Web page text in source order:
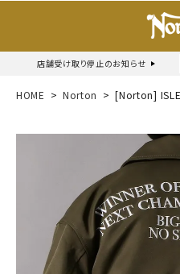
店舗受け取り停止のお知らせ
新規会員登録｜ログイン
ご利用ガイド
ブランドメニュー
HOME Norton [Norton] ISLE